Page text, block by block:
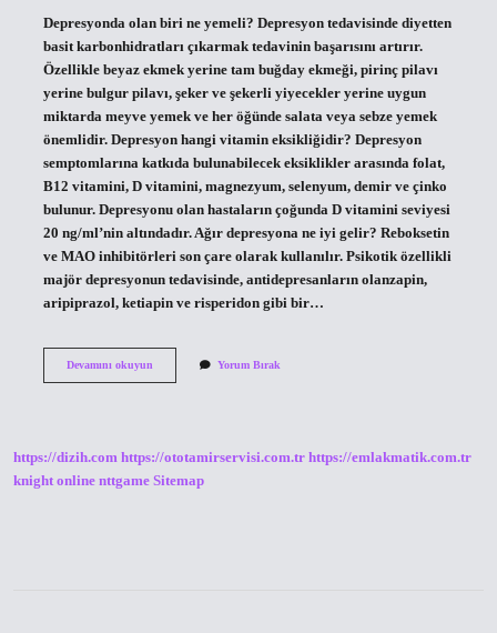
Depresyonda olan biri ne yemeli? Depresyon tedavisinde diyetten
basit karbonhidratları çıkarmak tedavinin başarısını artırır.
Özellikle beyaz ekmek yerine tam buğday ekmeği, pirinç pilavı
yerine bulgur pilavı, şeker ve şekerli yiyecekler yerine uygun
miktarda meyve yemek ve her öğünde salata veya sebze yemek
önemlidir. Depresyon hangi vitamin eksikliğidir? Depresyon
semptomlarına katkıda bulunabilecek eksiklikler arasında folat,
B12 vitamini, D vitamini, magnezyum, selenyum, demir ve çinko
bulunur. Depresyonu olan hastaların çoğunda D vitamini seviyesi
20 ng/ml’nin altındadır. Ağır depresyona ne iyi gelir? Reboksetin
ve MAO inhibitörleri son çare olarak kullanılır. Psikotik özellikli
majör depresyonun tedavisinde, antidepresanların olanzapin,
aripiprazol, ketiapin ve risperidon gibi bir…
Devamını okuyunDepresyona
Yorum Bırak
https://dizih.com https://ototamirservisi.com.tr https://emlakmatik.com.tr
knight online nttgame Sitemap